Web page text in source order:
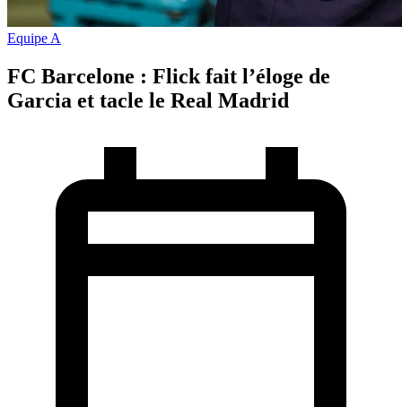
Equipe A
FC Barcelone : Flick fait l’éloge de
Garcia et tacle le Real Madrid